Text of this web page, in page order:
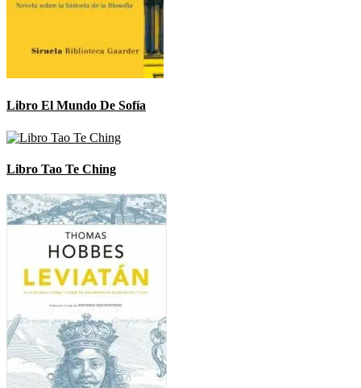
Libro El Mundo De Sofía
Libro Tao Te Ching